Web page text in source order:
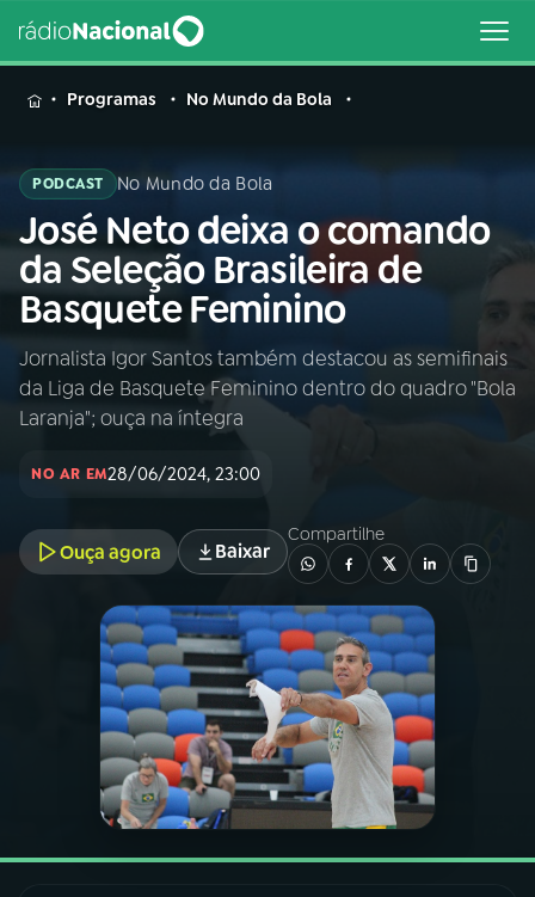
MENU
Buscar
na
Rádio
Nacional
Buscar
AO VIVO
01INÍCIO
PROGRAMAS
PODCASTS
VIDEOCASTS
Programas No Mundo da Bola
PODCAST No Mundo da Bola
José Neto deixa o comando
da Seleção Brasileira de
Basquete Feminino
Jornalista Igor Santos também destacou as semifinais
da Liga de Basquete Feminino dentro do quadro "Bola
Laranja"; ouça na íntegra
NO AR EM28/06/2024, 23:00
Ouça agora Baixar
Compartilhe